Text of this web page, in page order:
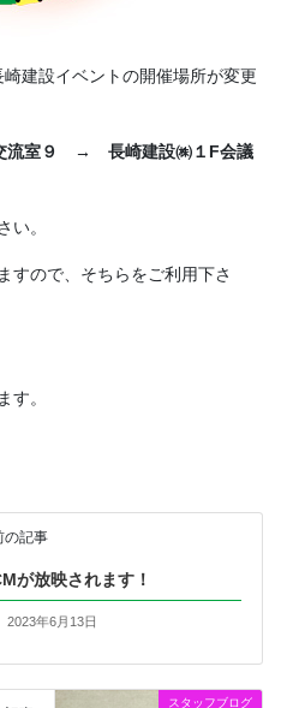
建設イベントの開催場所が変更
流室９ → 長崎建設㈱１F会議
い。
すので、そちらをご利用下さ
す。
の記事
が放映されます！
2023年6月13日
スタッフブログ